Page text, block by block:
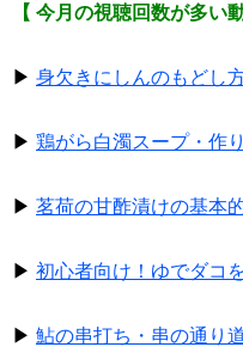
【 今月の視聴回数が多い
▶ 身欠きにしんのもどし
▶ 鶏がら白濁スープ・作
▶ 茗荷の甘酢漬けの基本
▶ 初心者向け！ゆでダコ
▶ 鮎の串打ち・串の通り